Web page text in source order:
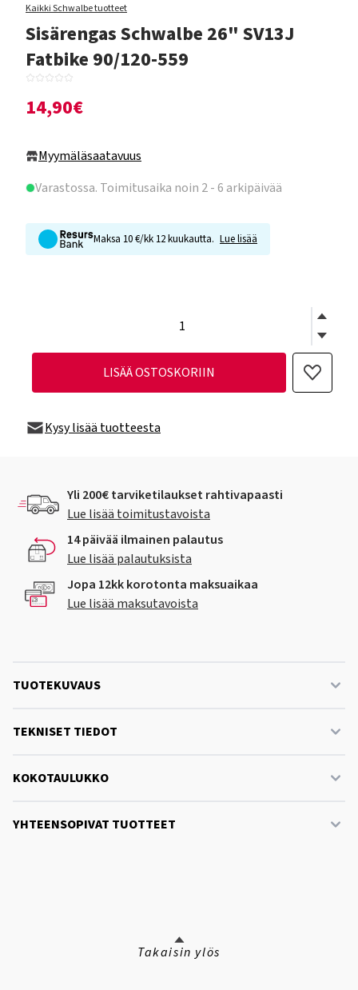
Kaikki Schwalbe tuotteet
Sisärengas Schwalbe 26" SV13J
Fatbike 90/120-559
14,90€
Myymäläsaatavuus
Varastossa. Toimitusaika noin 2 - 6 arkipäivää
Maksa 10 €/kk 12 kuukautta. Lue lisää
LISÄÄ OSTOSKORIIN
Kysy lisää tuotteesta
Yli 200€ tarviketilaukset rahtivapaasti
Lue lisää toimitustavoista
14 päivää ilmainen palautus
Lue lisää palautuksista
Jopa 12kk korotonta maksuaikaa
Lue lisää maksutavoista
TUOTEKUVAUS
TEKNISET TIEDOT
KOKOTAULUKKO
YHTEENSOPIVAT TUOTTEET
Takaisin ylös